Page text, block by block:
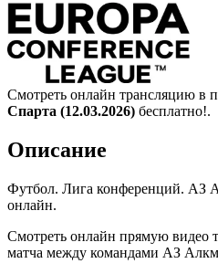
Смотреть онлайн трансляцию в
Спарта (12.03.2026) бесплатно!.
Описание
Футбол. Лига конференций. АЗ
онлайн.
Смотреть онлайн прямую видео
матча между командами АЗ